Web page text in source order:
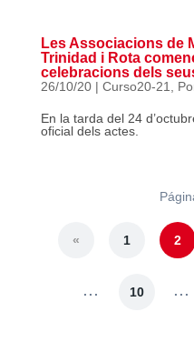
Les Associacions de
Trinidad i Rota
celebracions dels
26/10/20| Curso20-21
En la tarda del 24
oficial dels actes.
« 1 2
... 10 ...